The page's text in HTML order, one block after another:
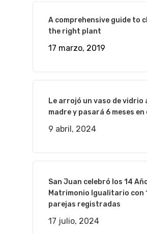
A comprehensive guide to
the right plant
17 marzo, 2019
Le arrojó un vaso de vidrio
madre y pasará 6 meses en
9 abril, 2024
San Juan celebró los 14
Matrimonio Igualitario con
parejas registradas
17 julio, 2024